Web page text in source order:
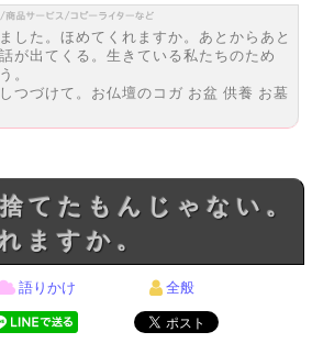
した。ほめてくれますか。あとからあと
が出てくる。生きている私たちのため
。
つづけて。お仏壇のコガ お盆 供養 お墓
ますか。
語りかけ 全般